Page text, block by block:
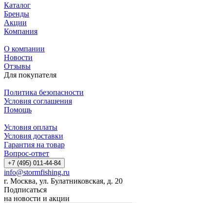
Каталог
Бренды
Акции
Компания
О компании
Новости
Отзывы
Для покупателя
Политика безопасности
Условия соглашения
Помощь
Условия оплаты
Условия доставки
Гарантия на товар
Вопрос-ответ
+7 (495) 011-44-84
info@stormfishing.ru
г. Москва, ул. Булатниковская, д. 20
Подписаться
на новости и акции